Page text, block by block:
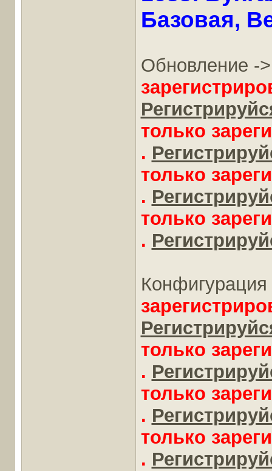
Базовая,
Обновление -
только
.
только
.
только
.
только
.
только
.
только
.